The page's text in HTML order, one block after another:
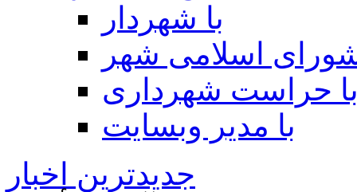
با شهردار
اسلامی شهر
حراست شهرداری
با مدیر وبسایت
جدیدترین اخبار